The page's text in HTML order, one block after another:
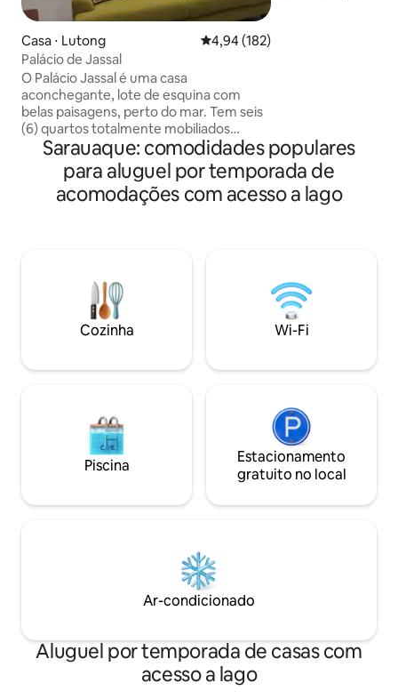
Casa ⋅ Lutong 4,94 de uma avaliação média de
4,94 (182)
Palácio de Jassal
O Palácio Jassal é uma casa
aconchegante, lote de esquina com
belas paisagens, perto do mar. Tem seis
(6) quartos totalmente mobiliados
adequados para ocupação
individual/dupla/tripla. Existem 5
banheiros. Listado para ocupação de 12
pessoas. O pedido de pax adicional deve
check-out: 11h. Check-in antecipado e
check-out tardio somente mediante
acordo prévio Estacionamento para 5
carros. Lugar perfeito para ficar
um guia especial
siga
Sarauaque: comodidades populares
para aluguel por temporada de
acomodações com acesso a lago
Cozinha Wi-Fi
Piscina
Estacionamento
gratuito no local
Ar-condicionado
Aluguel por temporada de casas com
acesso a lago